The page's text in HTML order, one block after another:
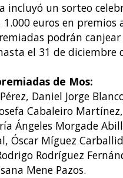
incluyó un sorteo
euros en premios
podrán
el 31 de diciembre
de Mos:
Daniel Jorge
Cabaleiro
Ángeles Morgade
Óscar Míguez
Rodríguez
Mene Pazos.